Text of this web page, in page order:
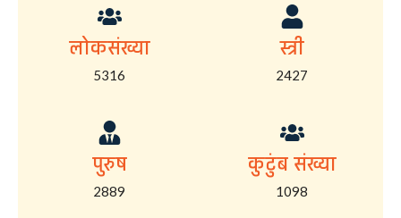
लोकसंख्या
5316
स्त्री
2427
पुरुष
2889
कुटुंब संख्या
1098